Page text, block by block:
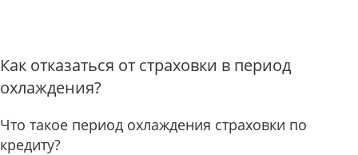
Как отказаться от страховки в период
охлаждения?
Что такое период охлаждения страховки по
кредиту?